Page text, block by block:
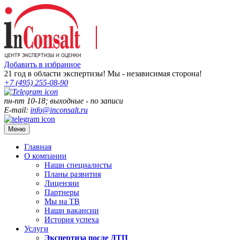
Добавить в избранное
21 год в области экспертизы! Мы - независимая сторона!
+7 (495) 255-08-90
пн-пт 10-18; выходные - по записи
E-mail: info@inconsalt.ru
Меню
Главная
О компании
Наши специалисты
Планы развития
Лицензии
Партнеры
Мы на ТВ
Наши вакансии
История успеха
Услуги
Экспертиза после ДТП